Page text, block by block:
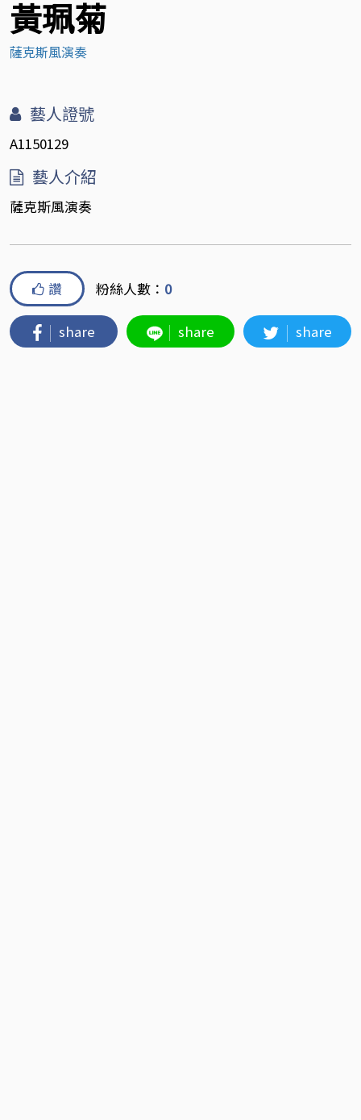
黃珮菊
薩克斯風演奏
藝人證號
A1150129
藝人介紹
薩克斯風演奏
讚 粉絲人數： 0
share share share